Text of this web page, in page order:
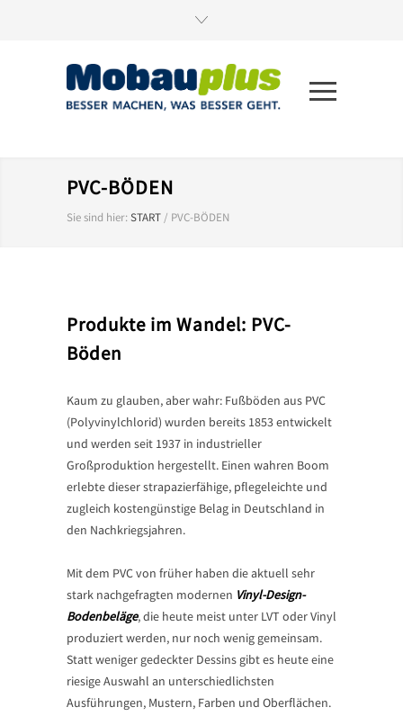
PVC-BÖDEN
Sie sind hier:START / PVC-BÖDEN
Produkte im Wandel: PVC-
Böden
Kaum zu glauben, aber wahr: Fußböden aus PVC
(Polyvinylchlorid) wurden bereits 1853 entwickelt
und werden seit 1937 in industrieller
Großproduktion hergestellt. Einen wahren Boom
erlebte dieser strapazierfähige, pflegeleichte und
zugleich kostengünstige Belag in Deutschland in
den Nachkriegsjahren.
Mit dem PVC von früher haben die aktuell sehr
stark nachgefragten modernen Vinyl-Design-
Bodenbeläge, die heute meist unter LVT oder Vinyl
produziert werden, nur noch wenig gemeinsam.
Statt weniger gedeckter Dessins gibt es heute eine
riesige Auswahl an unterschiedlichsten
Ausführungen, Mustern, Farben und Oberflächen.